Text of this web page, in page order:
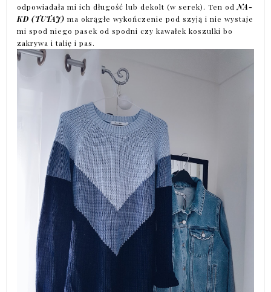
odpowiadała mi ich długość lub dekolt (w serek). Ten odNA-
KD (TUTAJ) ma okrągłe wykończenie pod szyją i nie wystaje
mi spod niego pasek od spodni czy kawałek koszulki bo
zakrywa i talię i pas.